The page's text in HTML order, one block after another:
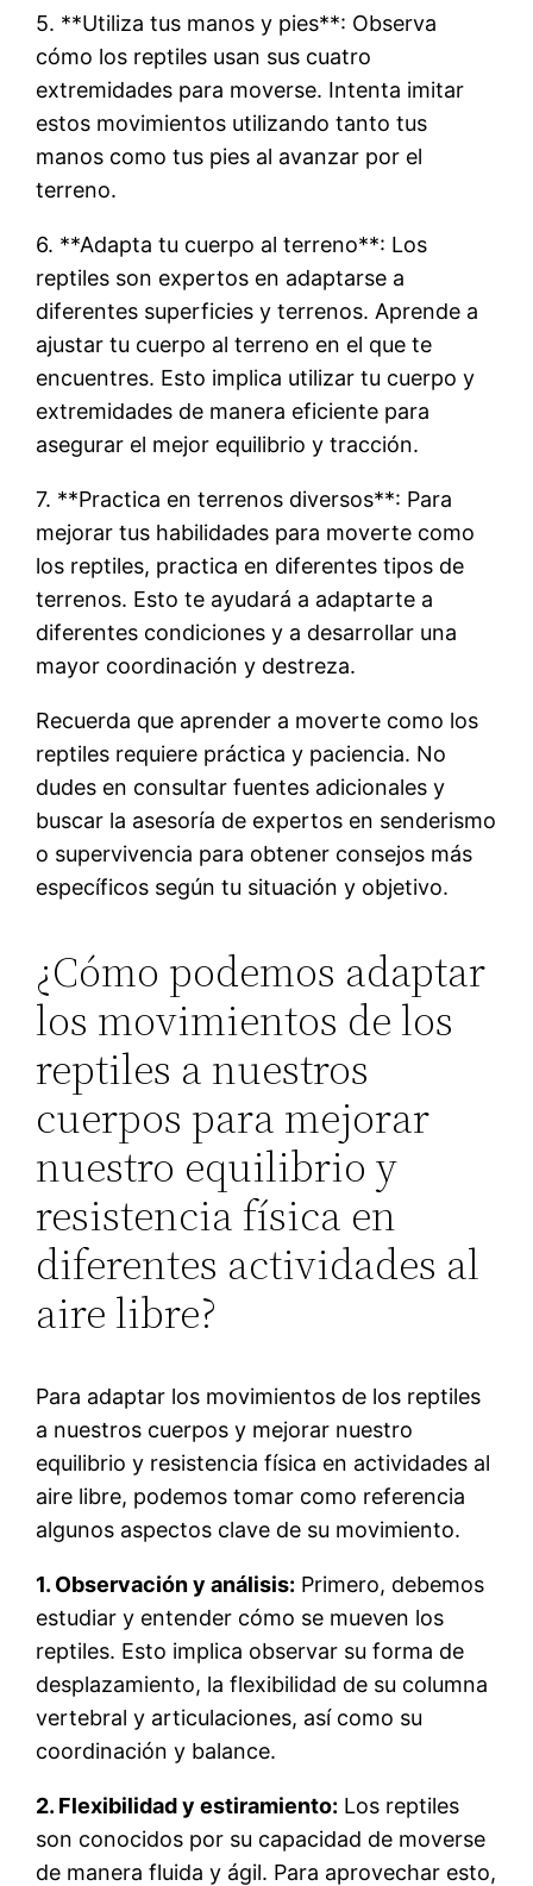
5. **Utiliza tus manos y pies**: Observa
cómo los reptiles usan sus cuatro
extremidades para moverse. Intenta imitar
estos movimientos utilizando tanto tus
manos como tus pies al avanzar por el
terreno.
6. **Adapta tu cuerpo al terreno**: Los
reptiles son expertos en adaptarse a
diferentes superficies y terrenos. Aprende a
ajustar tu cuerpo al terreno en el que te
encuentres. Esto implica utilizar tu cuerpo y
extremidades de manera eficiente para
asegurar el mejor equilibrio y tracción.
7. **Practica en terrenos diversos**: Para
mejorar tus habilidades para moverte como
los reptiles, practica en diferentes tipos de
terrenos. Esto te ayudará a adaptarte a
diferentes condiciones y a desarrollar una
mayor coordinación y destreza.
Recuerda que aprender a moverte como los
reptiles requiere práctica y paciencia. No
dudes en consultar fuentes adicionales y
buscar la asesoría de expertos en senderismo
o supervivencia para obtener consejos más
específicos según tu situación y objetivo.
¿Cómo podemos adaptar
los movimientos de los
reptiles a nuestros
cuerpos para mejorar
nuestro equilibrio y
resistencia física en
diferentes actividades al
aire libre?
Para adaptar los movimientos de los reptiles
a nuestros cuerpos y mejorar nuestro
equilibrio y resistencia física en actividades al
aire libre, podemos tomar como referencia
algunos aspectos clave de su movimiento.
1. Observación y análisis: Primero, debemos
estudiar y entender cómo se mueven los
reptiles. Esto implica observar su forma de
desplazamiento, la flexibilidad de su columna
vertebral y articulaciones, así como su
coordinación y balance.
2. Flexibilidad y estiramiento: Los reptiles
son conocidos por su capacidad de moverse
de manera fluida y ágil. Para aprovechar esto,